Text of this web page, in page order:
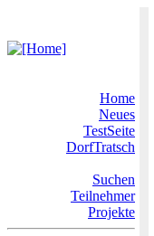
Home
Neues
TestSeite
DorfTratsch
Suchen
Teilnehmer
Projekte